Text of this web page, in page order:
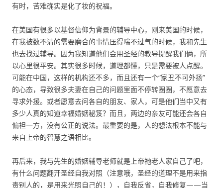
有时，苦难确实是化了妆的祝福。
在美国有很多以基督信仰为背景的辅导中心，刚来美国的时候，
在我被数不清的需要磨合的事情压得喘不过气的时候，我和先生
也去找过辅导。因为我知道他们会用圣经的教导提醒我们俩，所
以心里很平安。其实很多时候，道理都懂，只是需要被人点醒。
可能在中国，这样的机构还不多，而且还有一个“家丑不可外扬”
的心态，导致很多夫妻在自己的问题里面不停转圈圈，不愿意去
寻求外援。或者愿意去问各自的朋友、家人，可是他们当中又有
多少人真的知道幸福婚姻秘笈？而且，两边的亲友可能还会各自
偏袒一方，没有公正的说法。最重要的是，人的想法根本不能与
来自上帝的智慧之语相比。
再后来，我与先生的婚姻辅导老师就是上帝祂老人家自己了吧，
有什么问题翻开圣经自我对照（注意哦，圣经的道理不是用来指
责别人的，是用来光照自己的！），自我反省，自我修复——当